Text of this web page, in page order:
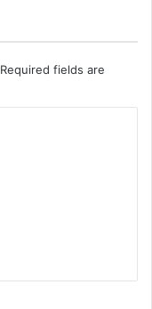
Required fields are